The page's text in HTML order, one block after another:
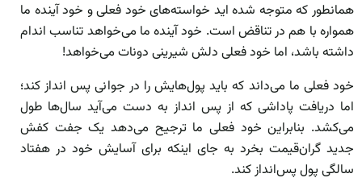
همانطور که متوجه شده اید خواسته‌های خود فعلی و خود آینده ما
همواره با هم در تناقض است. خود آینده ما می‌خواهد تناسب اندام
داشته باشد، اما خود فعلی دلش شیرینی دونات می‌خواهد!
خود فعلی ما می‌داند که باید پول‌هایش را در جوانی پس انداز کند؛
اما دریافت پاداشی که از پس انداز به دست می‌آید سال‌ها طول
می‌کشد. بنابراین خود فعلی ما ترجیح می‌دهد یک جفت کفش
جدید گران‌قیمت بخرد به جای اینکه برای آسایش خود در هفتاد
سالگی پول پس‌انداز کند.